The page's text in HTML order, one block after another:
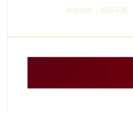
和谐共生，和而不同